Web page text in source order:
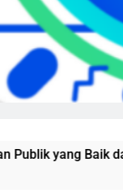
Baik dan